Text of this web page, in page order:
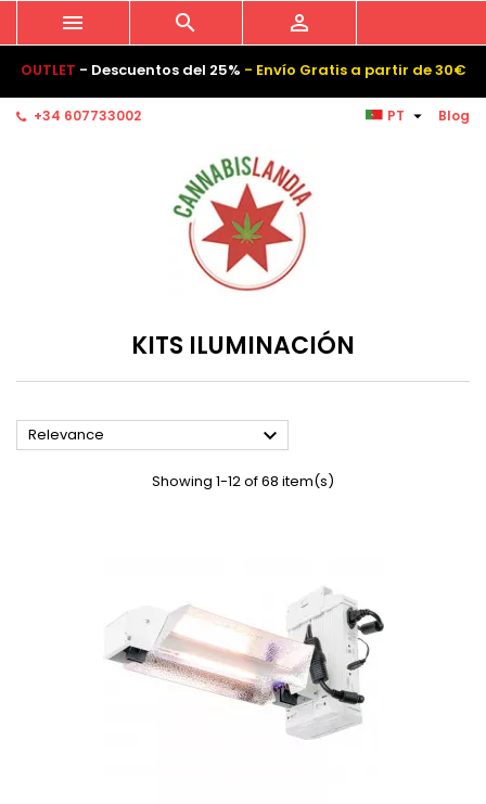
OUTLET - Descuentos del 25% - Envío Gratis a partir de 30€
Blog
+34 607733002 PT 
  
KITS ILUMINACIÓN
Relevance 
Showing 1-12 of 68 item(s)